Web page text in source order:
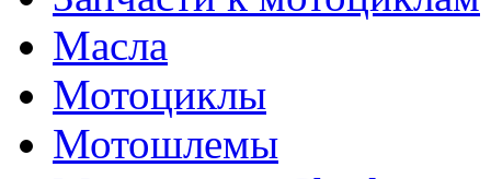
Масла
Мотоциклы
Мотошлемы